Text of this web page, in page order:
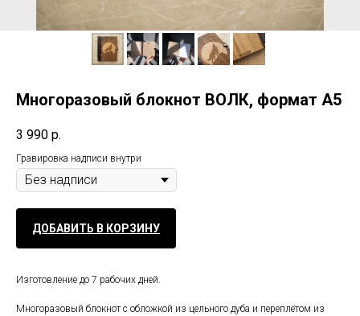
Многоразовый блокнот ВОЛК, формат А5
3 990 р.
Гравировка надписи внутри
ДОБАВИТЬ В КОРЗИНУ
Изготовление до 7 рабочих дней.
Многоразовый блокнот с обложкой из цельного дуба и переплётом из